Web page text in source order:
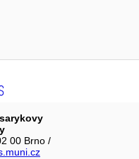
00 Brno /